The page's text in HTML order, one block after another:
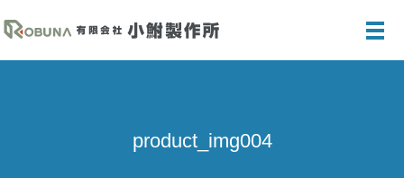
メ
product_img004